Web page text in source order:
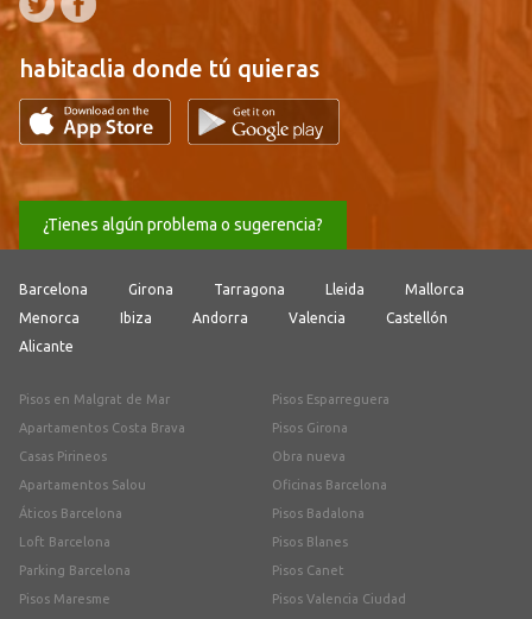
habitaclia donde tú quieras
¿Tienes algún problema o sugerencia?
Barcelona Girona Tarragona Lleida
Mallorca
Menorca
Ibiza Andorra Valencia
Castellón
Alicante
Pisos en Malgrat de Mar
Apartamentos Costa Brava
Casas Pirineos
Apartamentos Salou
Áticos Barcelona
Loft Barcelona
Parking Barcelona
Pisos Maresme
Pisos Esparreguera
Pisos Girona
Obra nueva
Oficinas Barcelona
Pisos Badalona
Pisos Blanes
Pisos Canet
Pisos Valencia Ciudad